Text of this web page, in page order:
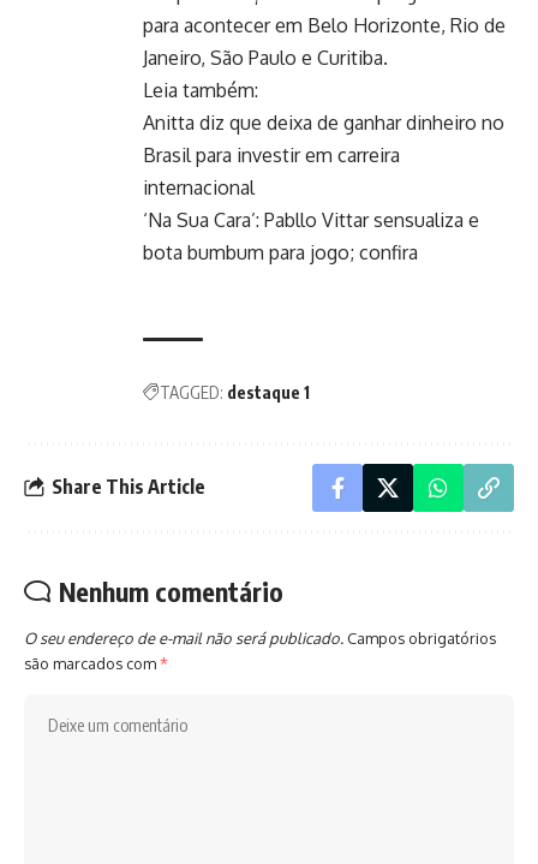
para acontecer em Belo Horizonte, Rio de
Janeiro, São Paulo e Curitiba.
Leia também:
Anitta diz que deixa de ganhar dinheiro no
Brasil para investir em carreira
internacional
‘Na Sua Cara’: Pabllo Vittar sensualiza e
bota bumbum para jogo; confira
TAGGED: destaque 1
Share This Article
Nenhum comentário
O seu endereço de e-mail não será publicado. Campos obrigatórios
são marcados com*